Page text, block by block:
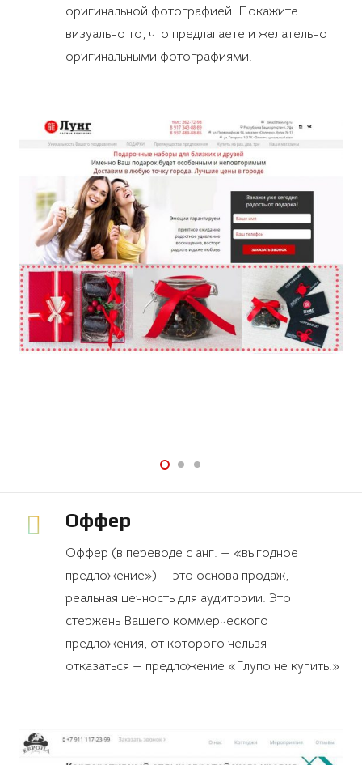
оригинальной фотографией. Покажите
визуально то, что предлагаете и желательно
оригинальными фотографиями.
Оффер
Оффер (в переводе с анг. — «выгодное
предложение») — это основа продаж,
реальная ценность для аудитории. Это
стержень Вашего коммерческого
предложения, от которого нельзя
отказаться — предложение «Глупо не купить!»